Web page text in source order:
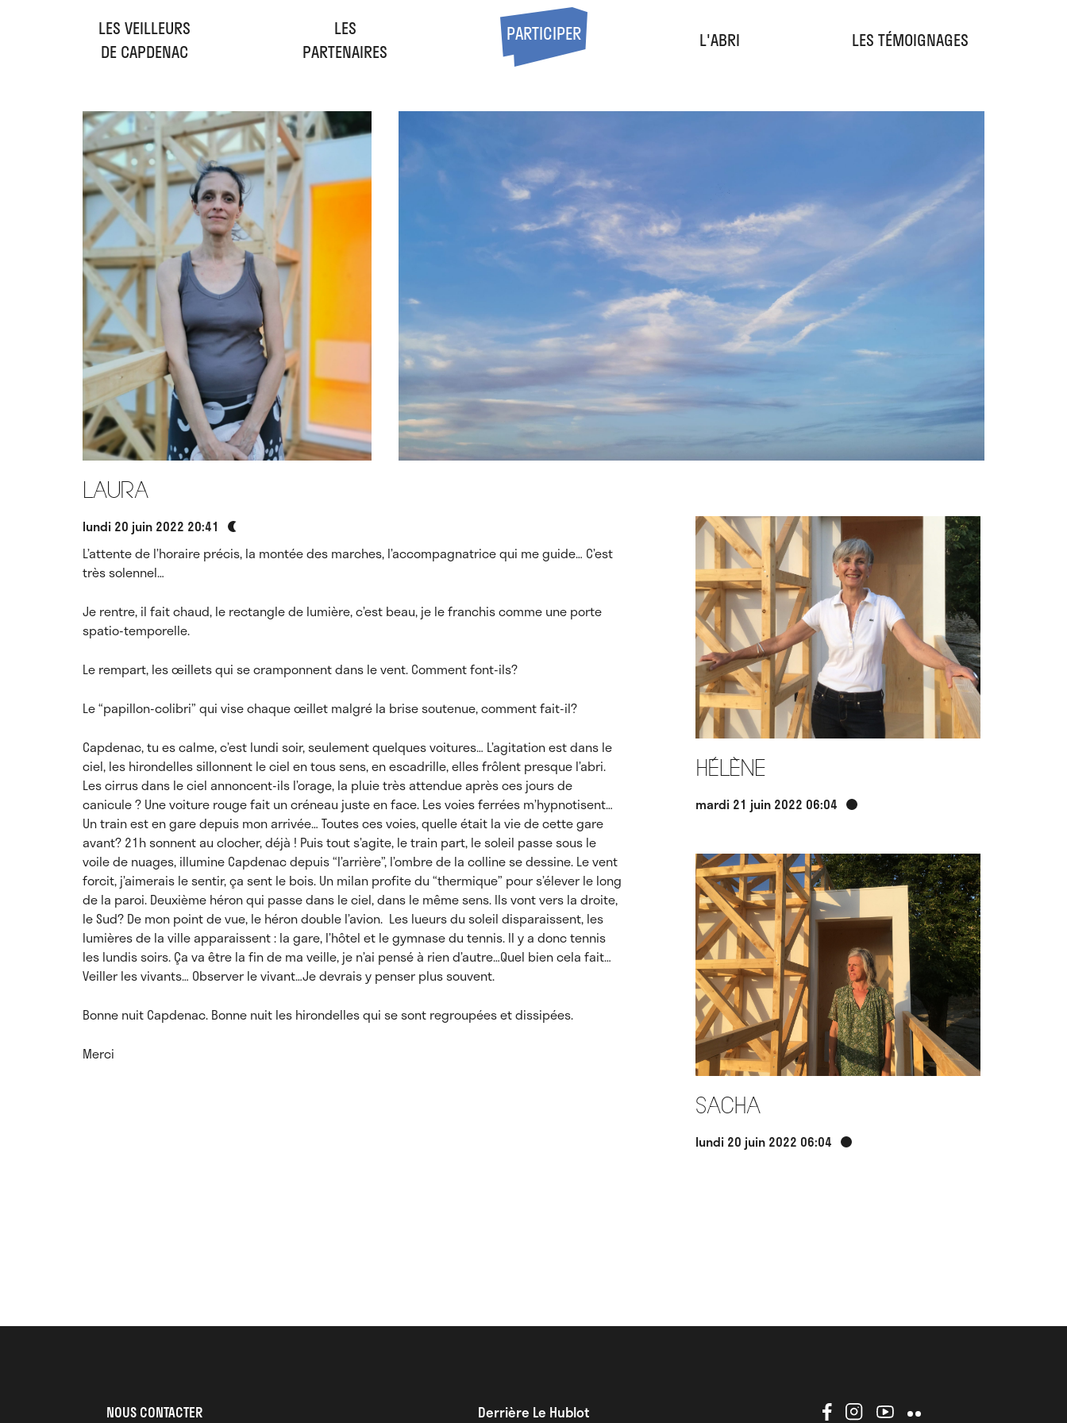
LES VEILLEURS
DE CAPDENAC
LES
PARTENAIRES
PARTICIPER L'ABRI LES TÉMOIGNAGES
Laura
lundi 20 juin 2022 20:41
L’attente de l’horaire précis, la montée des marches, l’accompagnatrice qui me guide… C’est
très solennel…
Je rentre, il fait chaud, le rectangle de lumière, c’est beau, je le franchis comme une porte
spatio-temporelle.
Le rempart, les œillets qui se cramponnent dans le vent. Comment font-ils?
Le “papillon-colibri” qui vise chaque œillet malgré la brise soutenue, comment fait-il?
Capdenac, tu es calme, c’est lundi soir, seulement quelques voitures… L’agitation est dans le
ciel, les hirondelles sillonnent le ciel en tous sens, en escadrille, elles frôlent presque l’abri.
Les cirrus dans le ciel annoncent-ils l’orage, la pluie très attendue après ces jours de
canicule ? Une voiture rouge fait un créneau juste en face. Les voies ferrées m’hypnotisent…
Un train est en gare depuis mon arrivée… Toutes ces voies, quelle était la vie de cette gare
avant? 21h sonnent au clocher, déjà ! Puis tout s’agite, le train part, le soleil passe sous le
voile de nuages, illumine Capdenac depuis “l’arrière”, l’ombre de la colline se dessine. Le vent
forcit, j’aimerais le sentir, ça sent le bois. Un milan profite du “thermique” pour s’élever le long
de la paroi. Deuxième héron qui passe dans le ciel, dans le même sens. Ils vont vers la droite,
le Sud? De mon point de vue, le héron double l’avion. Les lueurs du soleil disparaissent, les
lumières de la ville apparaissent : la gare, l’hôtel et le gymnase du tennis. Il y a donc tennis
les lundis soirs. Ça va être la fin de ma veille, je n’ai pensé à rien d’autre…Quel bien cela fait…
Veiller les vivants… Observer le vivant…Je devrais y penser plus souvent.
Bonne nuit Capdenac. Bonne nuit les hirondelles qui se sont regroupées et dissipées.
Merci
Hélène
mardi 21 juin 2022 06:04
Sacha
lundi 20 juin 2022 06:04
NOUS CONTACTER Derrière Le Hublot